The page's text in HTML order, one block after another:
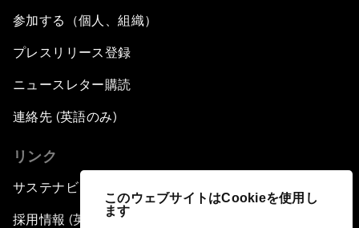
このウェブサイトはCookieを使用し
ます
参加する（個人、組織）
プレスリリース登録
ニュースレター購読
連絡先 (英語のみ)
リンク
サステナビリティへの取り組み
採用情報 (英語のみ)